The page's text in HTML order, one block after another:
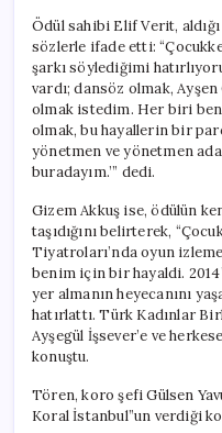
Ödül sahibi Elif Verit,
sözlerle ifade etti:
şarkı söylediğimi
vardı; dansöz olmak,
olmak istedim. Her biri
olmak, bu hayallerin bir
yönetmen ve yönetmen
buradayım.’” dedi.
Gizem Akkuş ise, ödülün
taşıdığını belirterek,
Tiyatroları’nda oyun
benim için bir hayaldi.
yer almanın heyecanını
hatırlattı. Türk Kadınlar
Ayşegül İşsever’e ve
konuştu.
Tören, koro şefi Gülsen
Koral İstanbul”un verdiği